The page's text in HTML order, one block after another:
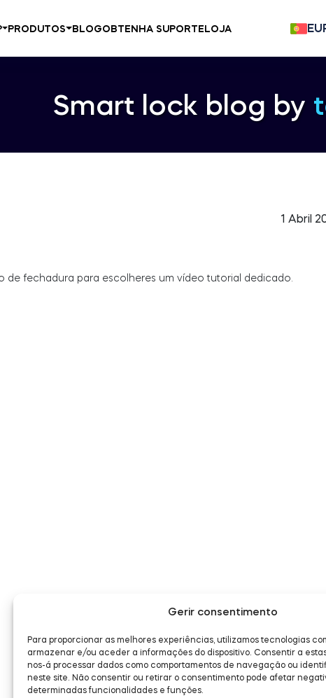
Gerir consentimento
Para proporcionar as melhores experiências, utilizamos tecnologias
armazenar e/ou aceder a informações do dispositivo. Consentir a
nos-á processar dados como comportamentos de navegação ou
neste site. Não consentir ou retirar o consentimento pode afetar
determinadas funcionalidades e funções.
PRODUTOS BLOGOBTENHA SUPORTELOJA
Smart lock blog by
1 Abril
de fechadura para escolheres um vídeo tutorial dedicado.